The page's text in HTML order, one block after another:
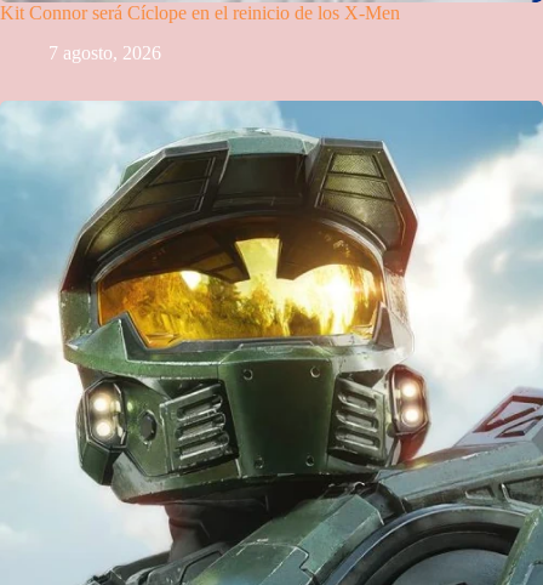
Kit Connor será Cíclope en el reinicio de los X-Men
7 agosto, 2026